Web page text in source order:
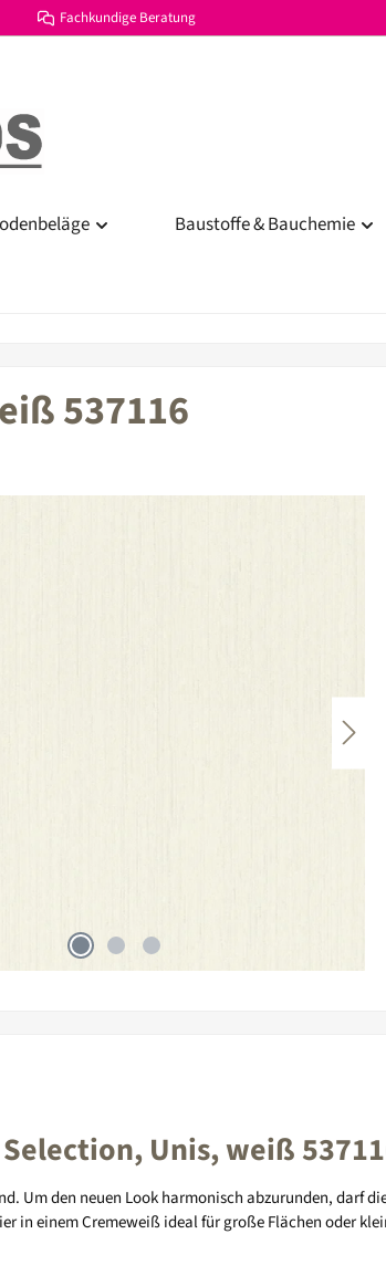
Fachkundige Beratung
Baustoffe & Bauchemie
537116
Unis, weiß
Um den neuen Look harmonisch abzurunden, darf
in einem Cremeweiß ideal für große Flächen oder